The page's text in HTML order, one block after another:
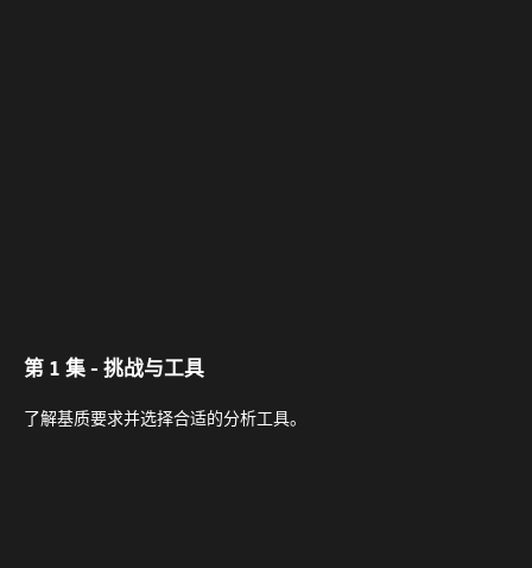
第 1 集 - 挑战与工具
了解基质要求并选择合适的分析工具。